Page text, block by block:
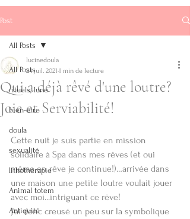
Soins énergétiques
lucinedoula@
gmail.com
+32.472/ 72 64
49
Post
All Posts
rituels, lune
bien-être
doula
sexualité
lithothérapie
Animal totem
Antiquité
All Posts
Qui a déjà rêvé d'une loutre?
Joie et Serviabilité!
lucinedoula
24 juil. 2021 1 min de lecture
Cette nuit je suis partie en mission
solidaire à Spa dans mes rêves (et oui
même en rêve je continue!)…arrivée dans
une maison une petite loutre voulait jouer
avec moi...intriguant ce rêve!
J'ai donc creusé un peu sur la symbolique